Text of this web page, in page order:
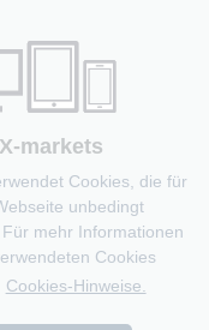
markets
Cookies, die für
unbedingt
mehr Informationen
Cookies
Cookies-Hinweise.